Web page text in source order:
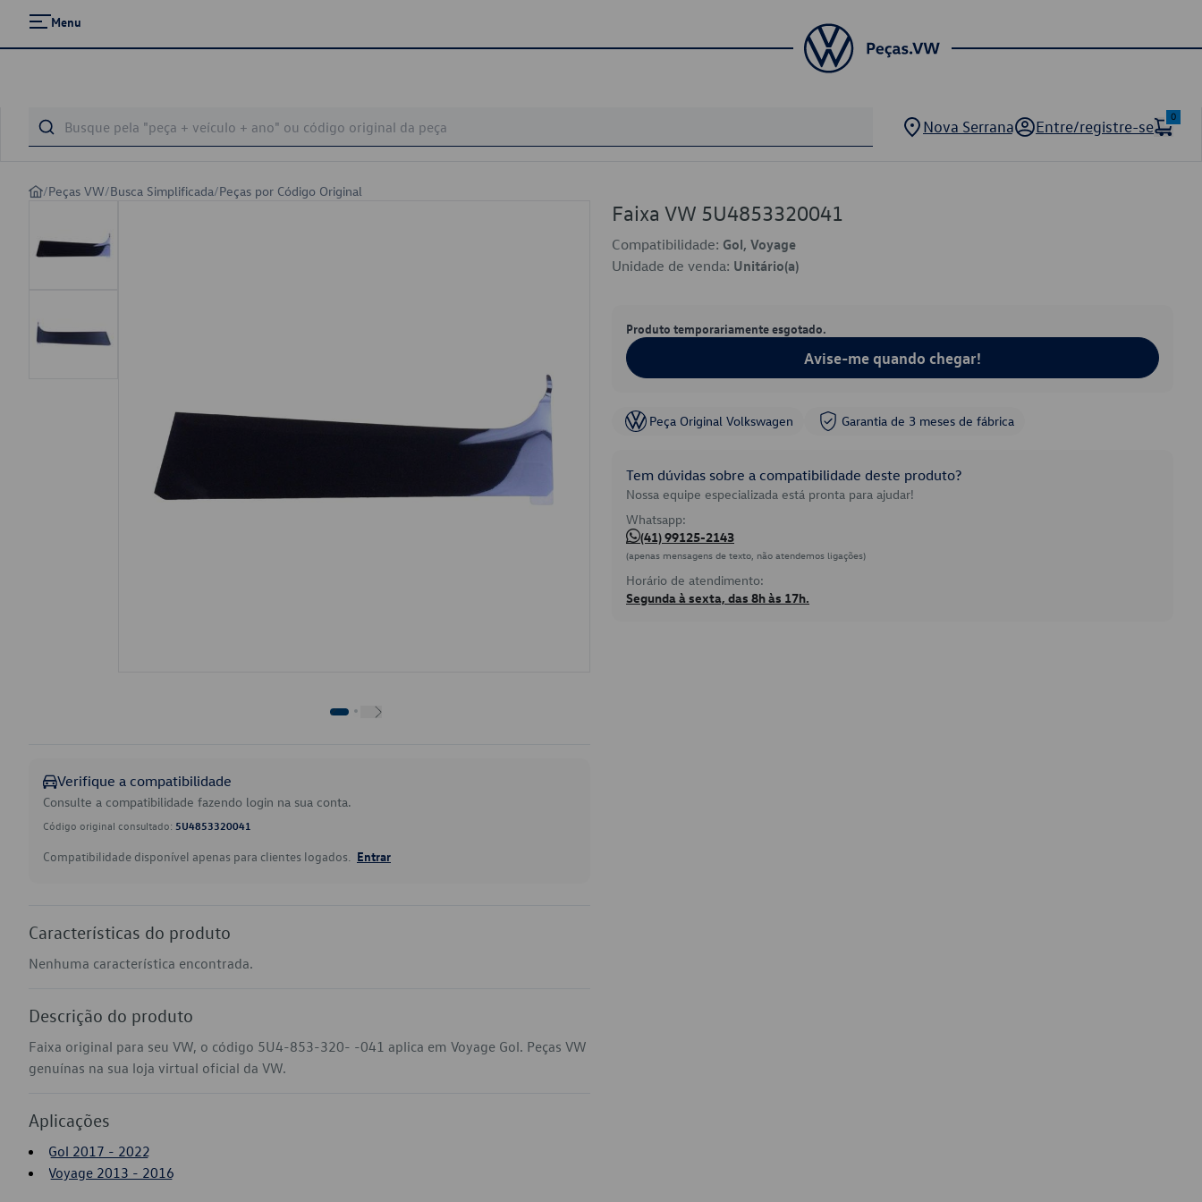
Menu
Nova Serrana Entre/registre-se
0
/Peças VW/Busca Simplificada/Peças por Código Original
Verifique a compatibilidade
Consulte a compatibilidade fazendo login na sua conta.
Código original consultado: 5U4853320041
Compatibilidade disponível apenas para clientes logados. Entrar
Características do produto
Nenhuma característica encontrada.
Descrição do produto
Faixa original para seu VW, o código 5U4-853-320- -041 aplica em Voyage Gol. Peças VW
genuínas na sua loja virtual oficial da VW.
Aplicações
Gol 2017 - 2022
Voyage 2013 - 2016
Faixa VW 5U4853320041
Compatibilidade: Gol, Voyage
Unidade de venda: Unitário(a)
Produto temporariamente esgotado.
Avise-me quando chegar!
Peça Original Volkswagen Garantia de 3 meses de fábrica
Tem dúvidas sobre a compatibilidade deste produto?
Nossa equipe especializada está pronta para ajudar!
Whatsapp:
(41) 99125-2143
(apenas mensagens de texto, não atendemos ligações)
Horário de atendimento:
Segunda à sexta, das 8h às 17h.